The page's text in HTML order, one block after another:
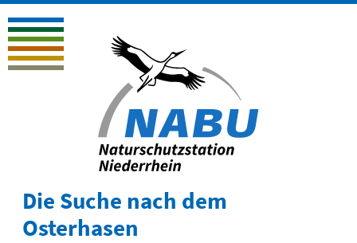
Die Suche nach dem
Osterhasen